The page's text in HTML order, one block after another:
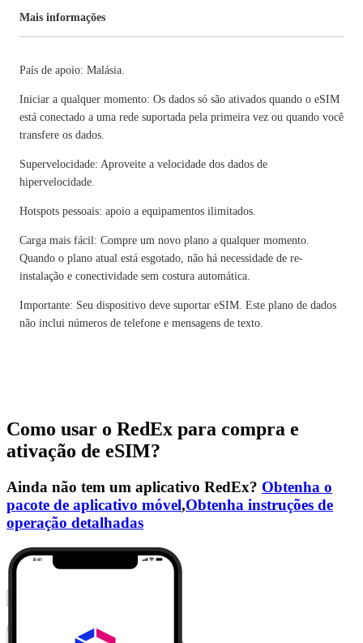
Mais informações
País de apoio: Malásia.
Iniciar a qualquer momento: Os dados só são ativados quando o eSIM
está conectado a uma rede suportada pela primeira vez ou quando você
transfere os dados.
Supervelocidade: Aproveite a velocidade dos dados de
hipervelocidade.
Hotspots pessoais: apoio a equipamentos ilimitados.
Carga mais fácil: Compre um novo plano a qualquer momento.
Quando o plano atual está esgotado, não há necessidade de re-
instalação e conectividade sem costura automática.
Importante: Seu dispositivo deve suportar eSIM. Este plano de dados
não inclui números de telefone e mensagens de texto.
Como usar o RedEx para compra e
ativação de eSIM?
Ainda não tem um aplicativo RedEx? Obtenha o
pacote de aplicativo móvel,Obtenha instruções de
operação detalhadas